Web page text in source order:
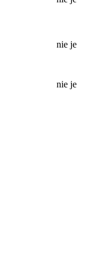
nie je
nie je